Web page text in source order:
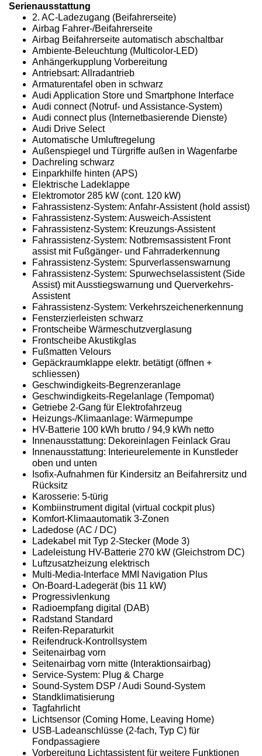
Serienausstattung
2. AC-Ladezugang (Beifahrerseite)
Airbag Fahrer-/Beifahrerseite
Airbag Beifahrerseite automatisch abschaltbar
Ambiente-Beleuchtung (Multicolor-LED)
Anhängerkupplung Vorbereitung
Antriebsart: Allradantrieb
Armaturentafel oben in schwarz
Audi Application Store und Smartphone Interface
Audi connect (Notruf- und Assistance-System)
Audi connect plus (Internetbasierende Dienste)
Audi Drive Select
Automatische Umluftregelung
Außenspiegel und Türgriffe außen in Wagenfarbe
Dachreling schwarz
Einparkhilfe hinten (APS)
Elektrische Ladeklappe
Elektromotor 285 kW (cont. 120 kW)
Fahrassistenz-System: Anfahr-Assistent (hold assist)
Fahrassistenz-System: Ausweich-Assistent
Fahrassistenz-System: Kreuzungs-Assistent
Fahrassistenz-System: Notbremsassistent Front
assist mit Fußgänger- und Fahrraderkennung
Fahrassistenz-System: Spurverlassenswarnung
Fahrassistenz-System: Spurwechselassistent (Side
Assist) mit Ausstiegswarnung und Querverkehrs-
Assistent
Fahrassistenz-System: Verkehrszeichenerkennung
Fensterzierleisten schwarz
Frontscheibe Wärmeschutzverglasung
Frontscheibe Akustikglas
Fußmatten Velours
Gepäckraumklappe elektr. betätigt (öffnen +
schliessen)
Geschwindigkeits-Begrenzeranlage
Geschwindigkeits-Regelanlage (Tempomat)
Getriebe 2-Gang für Elektrofahrzeug
Heizungs-/Klimaanlage: Wärmepumpe
HV-Batterie 100 kWh brutto / 94,9 kWh netto
Innenausstattung: Dekoreinlagen Feinlack Grau
Innenausstattung: Interieurelemente in Kunstleder
oben und unten
Isofix-Aufnahmen für Kindersitz an Beifahrersitz und
Rücksitz
Karosserie: 5-türig
Kombiinstrument digital (virtual cockpit plus)
Komfort-Klimaautomatik 3-Zonen
Ladedose (AC / DC)
Ladekabel mit Typ 2-Stecker (Mode 3)
Ladeleistung HV-Batterie 270 kW (Gleichstrom DC)
Luftzusatzheizung elektrisch
Multi-Media-Interface MMI Navigation Plus
On-Board-Ladegerät (bis 11 kW)
Progressivlenkung
Radioempfang digital (DAB)
Radstand Standard
Reifen-Reparaturkit
Reifendruck-Kontrollsystem
Seitenairbag vorn
Seitenairbag vorn mitte (Interaktionsairbag)
Service-System: Plug & Charge
Sound-System DSP / Audi Sound-System
Standklimatisierung
Tagfahrlicht
Lichtsensor (Coming Home, Leaving Home)
USB-Ladeanschlüsse (2-fach, Typ C) für
Fondpassagiere
Vorbereitung Lichtassistent für weitere Funktionen